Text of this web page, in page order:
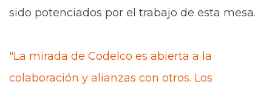
sido potenciados por el trabajo de esta mesa.
"La mirada de Codelco es abierta a la
colaboración y alianzas con otros. Los